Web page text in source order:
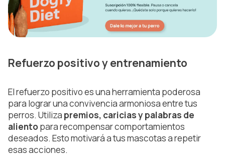
Refuerzo positivo y entrenamiento
El refuerzo positivo es una herramienta poderosa
para lograr una convivencia armoniosa entre tus
perros. Utiliza premios, caricias y palabras de
alientopara recompensar comportamientos
deseados. Esto motivará a tus mascotas a repetir
esas acciones.